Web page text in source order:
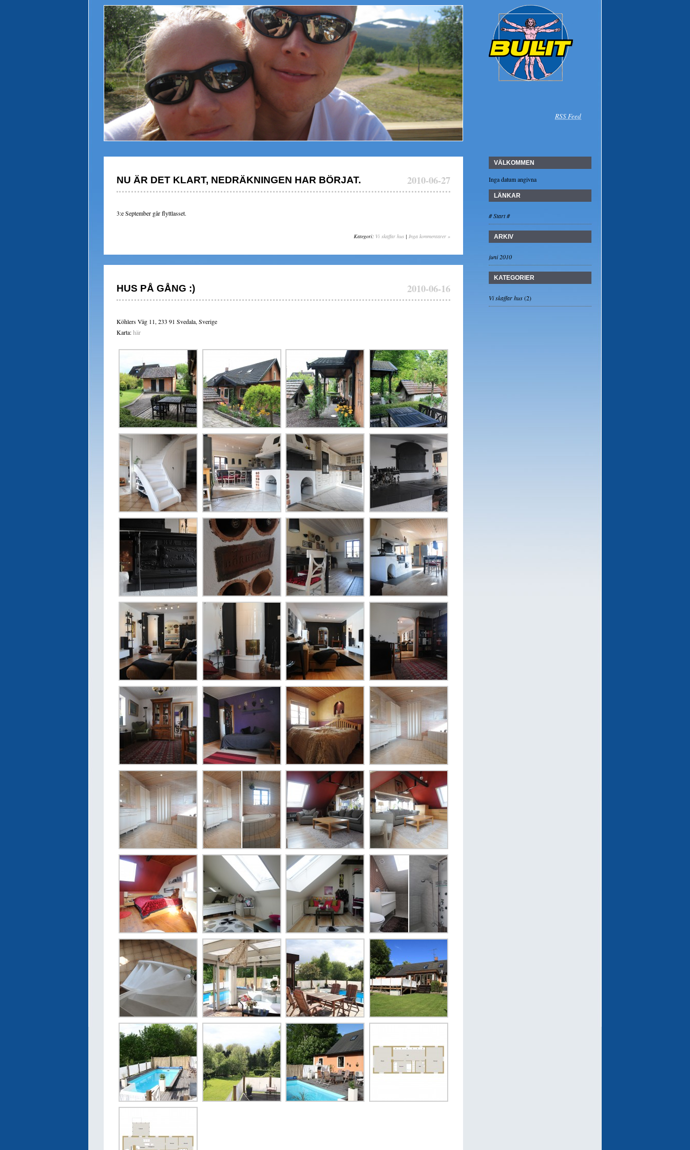
RSS Feed
2010-06-27
NU ÄR DET KLART, NEDRÄKNINGEN HAR BÖRJAT.
3:e September går flyttlasset.
Kategori: Vi skaffar hus | Inga kommentarer »
2010-06-16
HUS PÅ GÅNG :)
Köhlers Väg 11, 233 91 Svedala, Sverige
Karta:här
VÄLKOMMEN
Inga datum angivna
LÄNKAR
# Start #
ARKIV
juni 2010
KATEGORIER
Vi skaffar hus(2)